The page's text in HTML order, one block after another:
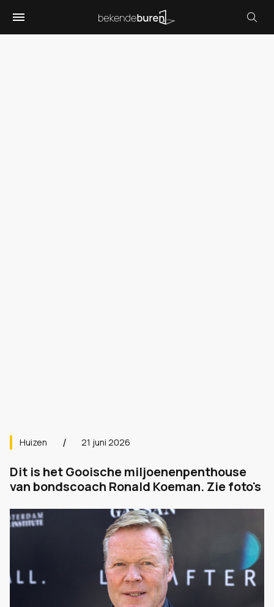
Huizen 21 juni 2026
Dit is het Gooische miljoenenpenthouse
van bondscoach Ronald Koeman. Zie foto's